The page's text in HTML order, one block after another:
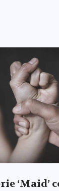
‘Maid’